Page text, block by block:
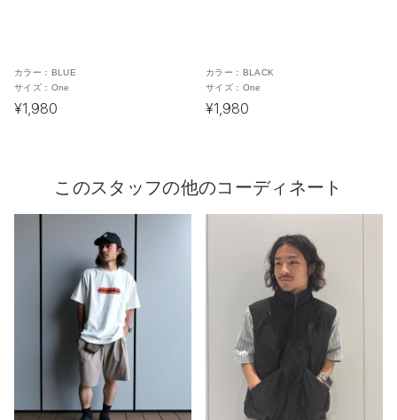
カラー： BLUE
サイズ： One
¥1,980
カラー： BLACK
サイズ： One
¥1,980
このスタッフの他のコーディネート